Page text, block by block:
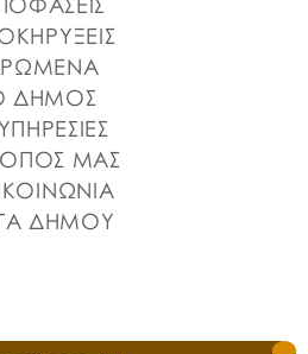
Ο.Π.Α.ΣΤ.Ε, του Οργανισμού
του Επιμελητηρίου Εύβοιας.
με την
ΔΗΜΟΣ
ΜΑΣ
ΔΗΜΟΥ